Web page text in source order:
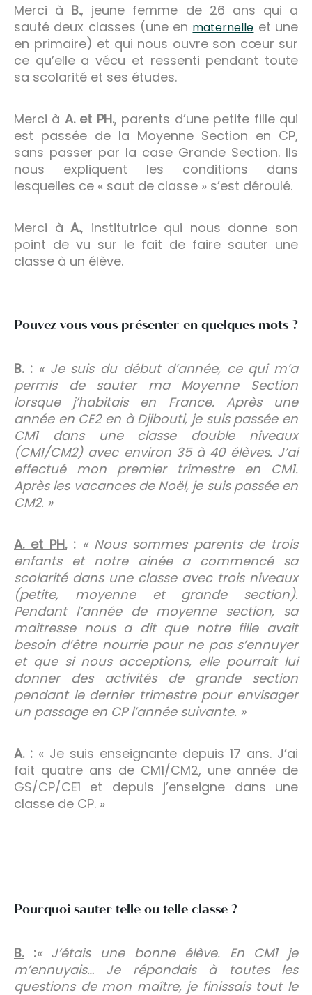
Merci à B., jeune femme de 26 ans qui a
sauté deux classes (une en maternelle et une
en primaire) et qui nous ouvre son cœur sur
ce qu’elle a vécu et ressenti pendant toute
sa scolarité et ses études.
Merci à A. et PH., parents d’une petite fille qui
est passée de la Moyenne Section en CP,
sans passer par la case Grande Section. Ils
nous expliquent les conditions dans
lesquelles ce « saut de classe » s’est déroulé.
Merci àA., institutrice qui nous donne son
point de vu sur le fait de faire sauter une
classe à un élève.
Pouvez-vous vous présenter en quelques mots ?
B.: « Je suis du début d’année, ce qui m’a
permis de sauter ma Moyenne Section
lorsque j’habitais en France. Après une
année en CE2 en à Djibouti, je suis passée en
CM1 dans une classe double niveaux
(CM1/CM2) avec environ 35 à 40 élèves. J’ai
effectué mon premier trimestre en CM1.
Après les vacances de Noël, je suis passée en
CM2. »
A. et PH.: « Nous sommes parents de trois
enfants et notre ainée a commencé sa
scolarité dans une classe avec trois niveaux
(petite, moyenne et grande section).
Pendant l’année de moyenne section, sa
maitresse nous a dit que notre fille avait
besoin d’être nourrie pour ne pas s’ennuyer
et que si nous acceptions, elle pourrait lui
donner des activités de grande section
pendant le dernier trimestre pour envisager
un passage en CP l’année suivante. »
A.: « Je suis enseignante depuis 17 ans. J’ai
fait quatre ans de CM1/CM2, une année de
GS/CP/CE1 et depuis j’enseigne dans une
classe de CP. »
Pourquoi sauter telle ou telle classe ?
B.:« J’étais une bonne élève. En CM1 je
m’ennuyais… Je répondais à toutes les
questions de mon maître, je finissais tout le